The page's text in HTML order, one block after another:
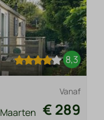
8,3
Vanaf
€ 289